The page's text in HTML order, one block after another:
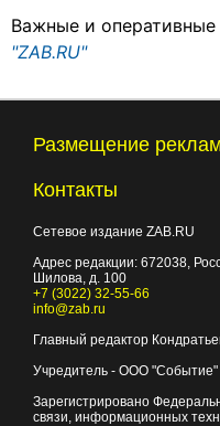
Важные и
"ZAB.RU"
Размещение
Контакты
Сетевое издание ZAB.RU
Адрес редакции: 672038,
Шилова, д. 100
+7 (3022) 32-55-66
info@zab.ru
Главный редактор
Учредитель - ООО "Событие"
Зарегистрировано
связи, информационных